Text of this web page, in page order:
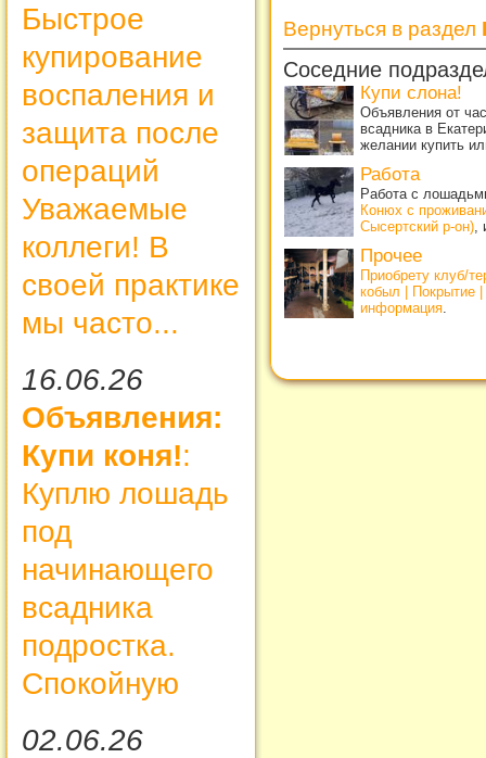
Быстрое
купирование
воспаления и
защита после
операций
Уважаемые
коллеги! В
своей практике
мы часто...
16.06.26
Объявления:
Купи коня!:
Куплю лошадь
под
начинающего
всадника
подростка.
Спокойную
02.06.26
Вернуться в раздел
Соседние
Купи слона!
Объявления от
всадника в
желании купить
Работа
Работа с
Конюх с
Сысертский р-он)
Прочее
Приобрету клуб/
кобыл | Покрытие
информация